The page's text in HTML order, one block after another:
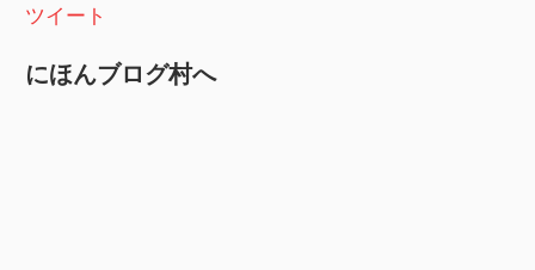
送
ツイート
にほんブログ村へ